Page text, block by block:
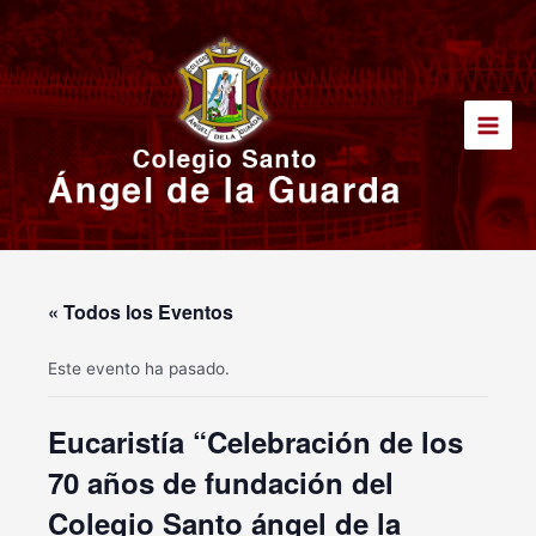
al
contenido
Main
« Todos los Eventos
Este evento ha pasado.
Eucaristía “Celebración de los
70 años de fundación del
Colegio Santo ángel de la